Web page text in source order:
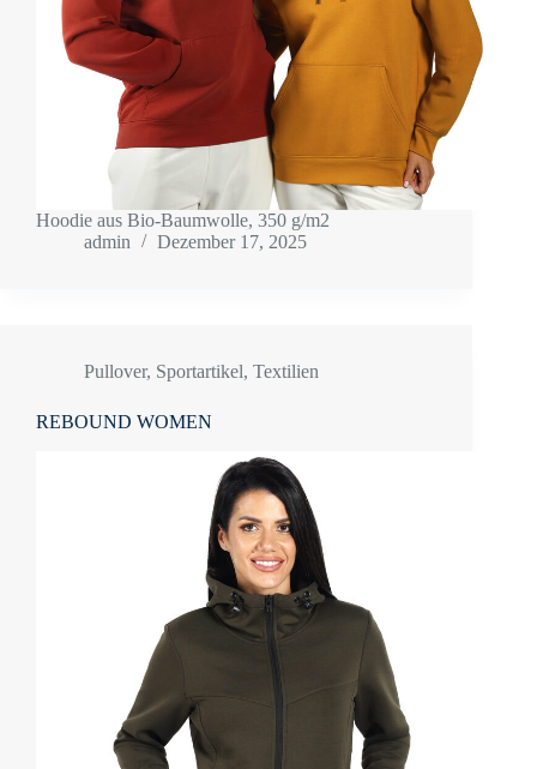
Hoodie aus Bio-Baumwolle, 350 g/m2
admin
Dezember 17, 2025
Pullover, Sportartikel, Textilien
REBOUND WOMEN